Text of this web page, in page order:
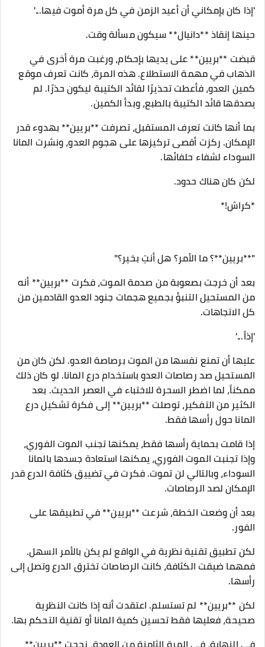
'إذا كان بإمكاني أن أعيد الزمن في كل مرة أموت فيها...'
حينها إنقاذ **دانيال** سيكون مسألة وقت.
قبضت **بريين** على يديها بإحكام، ورغبت مرة أخرى في
الذهاب في مهمة الاستطلاع. هذه المرة، كانت تعرف موقع
كمين العدو، فأعطت تحذيرًا لقائد الكتيبة ليكون حذرًا. لم
يصدقها قائد الكتيبة بالطبع، وبدأ الكمين.
بما أنها كانت تعرف المستقبل، تصرفت **بريين** بهدوء قدر
الإمكان. ركزت أقصى تركيزها على هجوم العدو، ونشرت المانا
السوداء لشفاء حلفائها.
لكن كان هناك حدود.
*كراش!*
"**بريين**؟ ما الأمر؟ هل أنتِ بخير؟"
بعد أن خرجت بصعوبة من صدمة الموت، فكرت **بريين** أنه
من المستحيل التنبؤ بجميع هجمات جنود العدو القادمين من
كل الاتجاهات.
'إذاً...'
عليها أن تمنع نفسها من الموت برصاصة العدو. لكن كان من
المستحيل صد رصاصات العدو باستخدام درع المانا. لو كان ذلك
ممكناً، لما اضطر السحرة للاختباء في العصر الحديث. بعد
الكثير من التفكير، توصلت **بريين** إلى فكرة تشكيل درع
المانا حول رأسها فقط.
إذا قامت بحماية رأسها فقط، يمكنها تجنب الموت الفوري،
وإذا تجنبت الموت الفوري، يمكنها استعادة جسدها بالمانا
السوداء، وبالتالي لن تموت. فكرت في تضييق كثافة الدرع قدر
الإمكان لصد الرصاصات.
بعد أن وضعت الخطة، شرعت **بريين** في تطبيقها على
الفور.
لكن تطبيق تقنية نظرية في الواقع لم يكن بالأمر السهل.
فمهما ضيقت الكثافة، كانت الرصاصات تخترق الدرع وتصل إلى
رأسها.
لكن **بريين** لم تستسلم. اعتقدت أنه إذا كانت النظرية
صحيحة، فعليها فقط تحسين كمية المانا أو تقنية التحكم بها.